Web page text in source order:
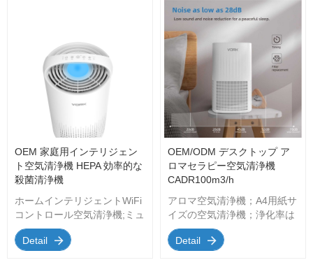
OEM 家庭用インテリジェン
ト空気清浄機 HEPA 効率的な
殺菌清浄機
ホームインテリジェントWiFi
コントロール空気清浄機;ミュ
ートモード;インテリジェント
タイマー;空気質センサー; 4
Detail
OEM/ODM デスクトップ ア
ロマセラピー空気清浄機
CADR100m3/h
アロマ空気清浄機；A4用紙サ
イズの空気清浄機；浄化率は
100m3/hと高い；デスクトッ
プ、部屋、ベビールーム、書
Detail